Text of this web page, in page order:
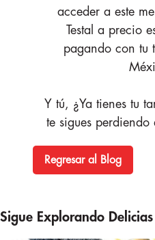
acceder a este
Testal a precio
pagando con tu
Y tú, ¿Ya tienes tu
te sigues perdiendo
Regresar al Blog
Sigue Explorando Delicias